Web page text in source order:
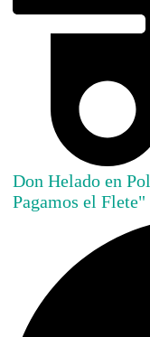
Don Helado en
Pagamos el Flete"